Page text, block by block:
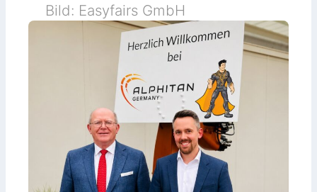
Bild: Easyfairs GmbH